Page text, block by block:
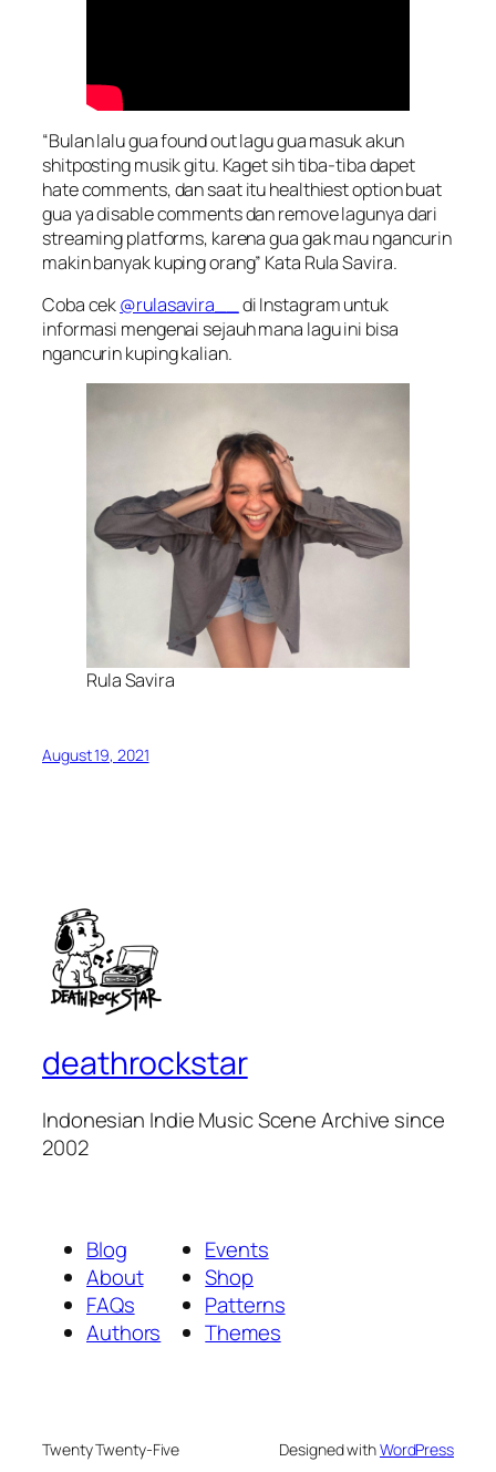
“Bulan lalu gua found out lagu gua masuk akun
shitposting musik gitu. Kaget sih tiba-tiba dapet
hate comments, dan saat itu healthiest option buat
gua ya disable comments dan remove lagunya dari
streaming platforms, karena gua gak mau ngancurin
makin banyak kuping orang” Kata Rula Savira.
Coba cek@rulasavira__
di Instagram untuk
informasi mengenai sejauh mana lagu ini bisa
ngancurin kuping kalian.
Rula Savira
August 19, 2021
deathrockstar
Indonesian Indie Music Scene Archive since
2002
Blog
About
FAQs
Authors
Events
Shop
Patterns
Themes
Twenty Twenty-Five Designed withWordPress